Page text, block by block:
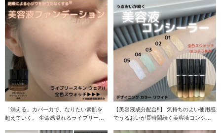
「消える」カバー力で、なりたい素肌を
超えていく。 生命感溢れるライブリーな
【美容液成分配合‼︎】 気持ちのよい使用感
でうるおいが長時間続く美容液コンシー